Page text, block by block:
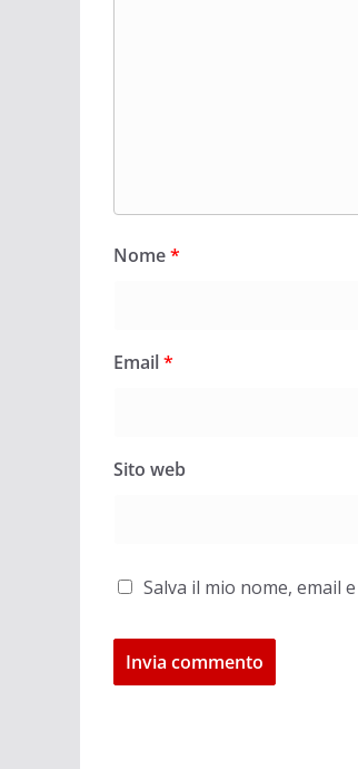
Nome*
Email*
Sito web
Salva il mio nome, email